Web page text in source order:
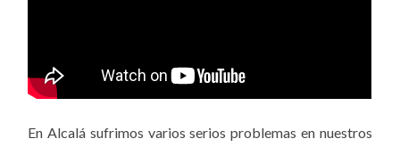
En Alcalá sufrimos varios serios problemas en nuestros